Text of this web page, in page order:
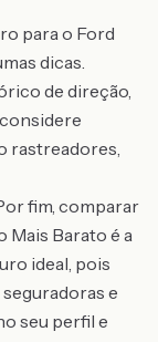
para o Ford
dicas.
de direção,
rastreadores,
fim, comparar
Mais Barato é a
ideal, pois
e
seu perfil e